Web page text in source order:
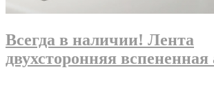
Всегда в наличии! Лента
двухсторонняя